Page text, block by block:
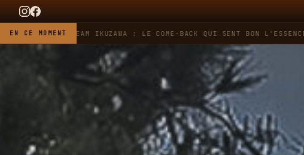
EN CE MOMENT
X TEAM IKUZAWA : LE COME-BACK QUI SENT BON L'ESSENCE ET LE